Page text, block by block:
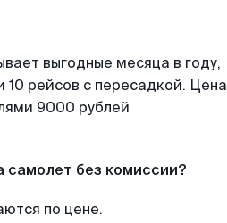
выгодные месяца в году,
рейсов с пересадкой. Цена
9000 рублей
самолет без комиссии?
по цене.